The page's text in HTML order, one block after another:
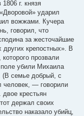
г. князя
ударил
вожжами. Кучера
говорил, что
за жесточайшие
других крепостных». В
прозвали
убили Михаила
(В семье добрый, с
человек, — говорили
крестьян
держал своих
наказало убийц,